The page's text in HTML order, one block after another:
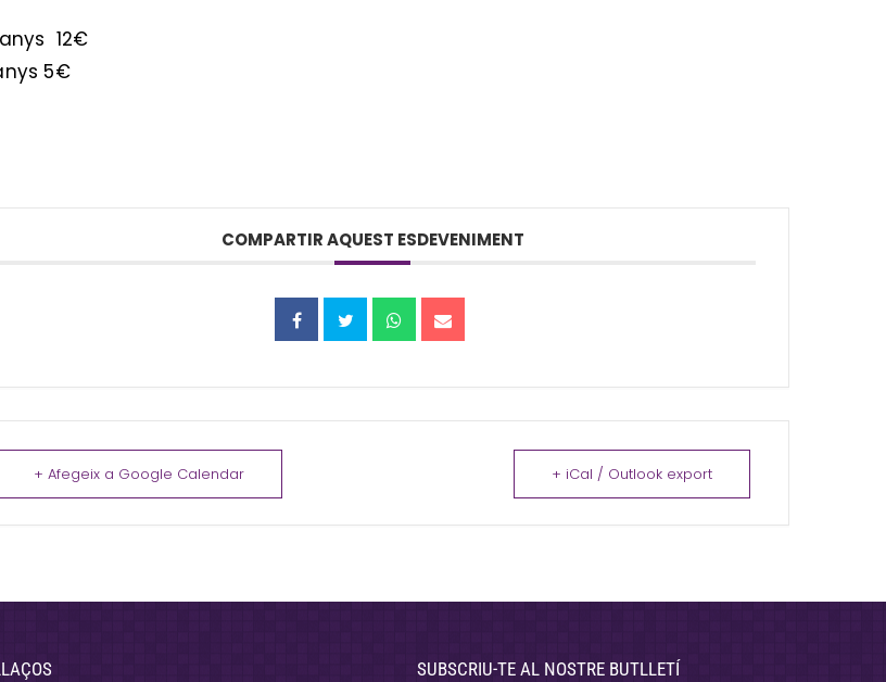
12€
5€
COMPARTIR AQUEST ESDEVENIMENT
+ Afegeix a Google Calendar + iCal / Outlook export
SUBSCRIU-TE AL NOSTRE BUTLLETÍ